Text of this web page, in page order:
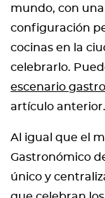
mundo, con
configuración
cocinas en la
celebrarlo.
escenario
artículo anterior.
Al igual que el
Gastronómico
único y